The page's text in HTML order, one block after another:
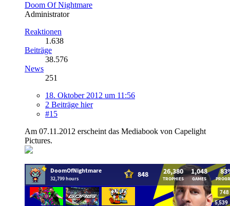
Doom Of Nightmare
Administrator
Reaktionen
1.638
Beiträge
38.576
News
251
18. Oktober 2012 um 11:56
2 Beiträge hier
#15
Am 07.11.2012 erscheint das Mediabook von Capelight
Pictures.